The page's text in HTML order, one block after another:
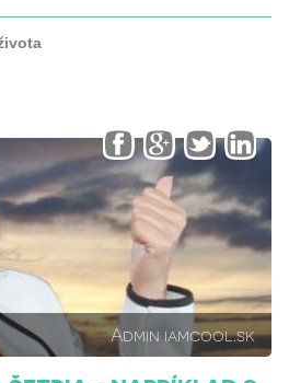
Admin iamcool.sk